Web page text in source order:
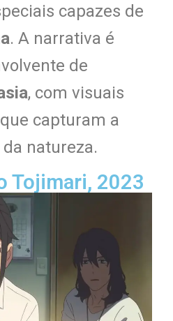
capazes de
. A narrativa é
de
, com visuais
capturam a
natureza.
Tojimari, 2023